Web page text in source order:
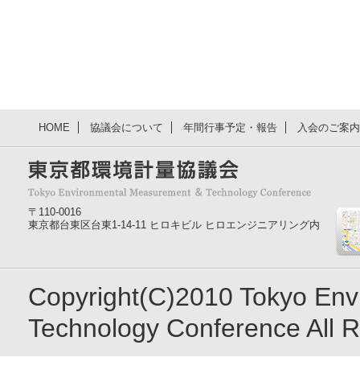
HOME 協議会について 年間行事予定・報告 入会のご案
〒110-0016
東京都台東区台東1-14-11 ヒロキビル ヒロエンジニアリング内
Copyright(C)2010 Tokyo
Technology Conference All